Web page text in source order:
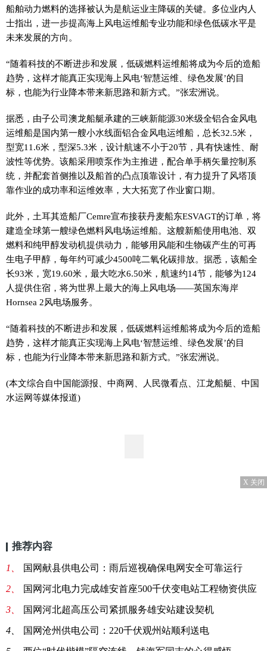
船舶动力燃料的选择被认为是航运业主降碳的关键。多位业内人
士指出，进一步提高海上风电运维船专业功能和绿色低碳水平是
未来发展的方向。
“随着科技的不断进步和发展，低碳燃料运维船将成为今后的造船
趋势，这样才能真正实现海上风电‘智慧运维、绿色发展’的目
标，也能为行业降本带来新思路和新方式。”张宏洲说。
据悉，由子公司澳龙船艇承建的三峡新能源30米级全铝合金风电
运维船是国内第一艘小水线面铝合金风电运维船，总长32.5米，
型宽11.6米，型深5.3米，设计航速不小于20节，具有快速性 、耐
波性等优势。该船采用喷泵作为主推进，配合单手柄矢量控制系
统，并配套首侧推以及船首的凸点顶靠设计，有力提升了风塔顶
靠作业的成功率和运维效率， 大大拓宽了作业窗口期。
此外，土耳其造船厂Cemre宣布接获丹麦船东ESVAGT的订单，将
建造全球第一艘绿色燃料风电场运维船。这艘新船使用电池、双
燃料和纯甲醇发动机提供动力，能够用风能和生物碳产生的可再
生电子甲醇，每年约可减少4500吨二氧化碳排放。据悉，该船全
长93米，宽19.60米，最大吃水6.50米，航速约14节，能够为124
人提供住宿，将为世界上最大的海上风电场——英国东海岸
Hornsea 2风电场服务。
“随着科技的不断进步和发展，低碳燃料运维船将成为今后的造船
趋势，这样才能真正实现海上风电‘智慧运维、绿色发展’的目
标，也能为行业降本带来新思路和新方式。”张宏洲说。
(本文综合自中国能源报、中商网、人民微看点、江龙船艇、中国
水运网等媒体报道)
X 关闭
推荐内容
1、 国网献县供电公司：雨后巡视确保电网安全可靠运行
2、 国网河北电力完成雄安首座500千伏变电站工程物资供应
3、 国网河北超高压公司紧抓服务雄安站建设契机
4、 国网沧州供电公司：220千伏观州站顺利送电